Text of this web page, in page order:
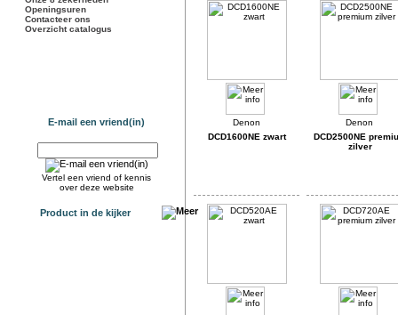
Openingsuren
Contacteer ons
Overzicht catalogus
E-mail een vriend(in)
Vertel een vriend of kennis
over deze website
Product in de kijker
DCD1600NE zwart
DCD2500NE
zilver